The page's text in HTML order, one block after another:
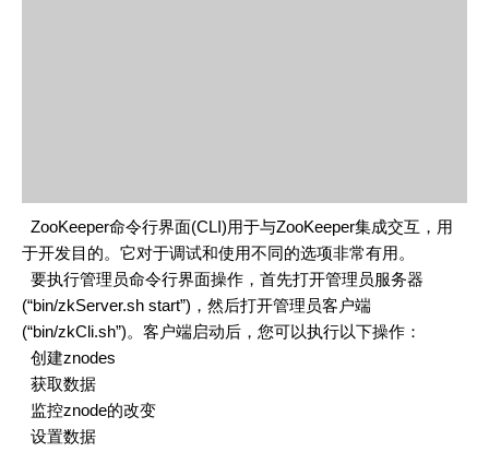
ZooKeeper命令行界面(CLI)用于与ZooKeeper集成交互，用
于开发目的。它对于调试和使用不同的选项非常有用。
要执行管理员命令行界面操作，首先打开管理员服务器
(“bin/zkServer.sh start”)，然后打开管理员客户端
(“bin/zkCli.sh”)。客户端启动后，您可以执行以下操作：
创建znodes
获取数据
监控znode的改变
设置数据